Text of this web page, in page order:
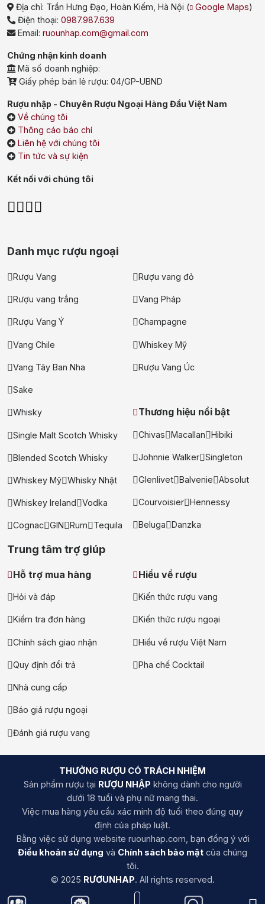
Whiskey Mỹ
Thương hiệu nổi bật
Chivas Macallan Hibiki
Johnnie Walker
Absolut
Danzka
tặng, gi rượu siêu hấp dẫn
+ Nhà cung cấp uy tín
Địa chỉ: Trần Hưng Đạo, Hoàn Kiếm, Hà Nội ( Google Maps)
Điện thoại:0987.987.639
Email:ruounhap.com@gmail.com
Chứng nhận kinh doanh
Mã số doanh nghiệp:
Giấy phép bán lẻ rượu: 04/GP-UBND
Rượu nhập - Chuyên Rượu Ngoại Hàng Đầu Việt Nam
Về chúng tôi
Thông cáo báo chí
Liên hệ với chúng tôi
Tin tức và sự kiện
Kết nối với chúng tôi
Danh mục rượu ngoại
Rượu Vang Rượu vang đỏ
Rượu vang trắng Vang Pháp
Rượu Vang Ý Champagne
Vang Chile Whiskey Mỹ
Vang Tây Ban Nha Rượu Vang Úc
Sake
Whisky
Single Malt Scotch Whisky
Blended Scotch Whisky
Whiskey Mỹ Whisky Nhật
Whiskey Ireland Vodka
Cognac GIN Rum Tequila
Thương hiệu nổi bật
Chivas Macallan Hibiki
Johnnie Walker Singleton
Glenlivet Balvenie Absolut
Courvoisier Hennessy
Beluga Danzka
Trung tâm trợ giúp
Hỗ trợ mua hàng
Hỏi và đáp
Kiểm tra đơn hàng
Chính sách giao nhận
Quy định đổi trả
Nhà cung cấp
Báo giá rượu ngoại
Đánh giá rượu vang
Hiểu về rượu
Kiến thức rượu vang
Kiến thức rượu ngoại
Hiểu về rượu Việt Nam
Pha chế Cocktail
THƯỞNG RƯỢU CÓ TRÁCH NHIỆM
Sản phẩm rượu tại RƯỢU NHẬP không dành cho người
dưới 18 tuổi và phụ nữ mang thai.
Việc mua hàng yêu cầu xác minh độ tuổi theo đúng quy
định của pháp luật.
Bằng việc sử dụng website ruounhap.com, bạn đồng ý với
Điều khoản sử dụng và Chính sách bảo mật của chúng
tôi.
© 2025 RƯƠUNHAP. All rights reserved.